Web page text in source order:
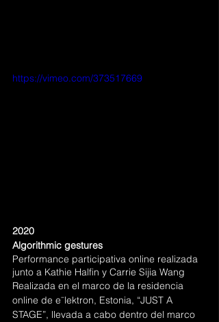
https://vimeo.com/373517669
2020
Algorithmic gestures
Performance participativa online realizada
junto a Kathie Halfin y Carrie Sijia Wang
Realizada en el marco de la residencia
online de eˉlektron, Estonia, “JUST A
STAGE”, llevada a cabo dentro del marco